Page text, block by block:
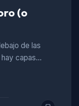
(o
de las
hay capas…